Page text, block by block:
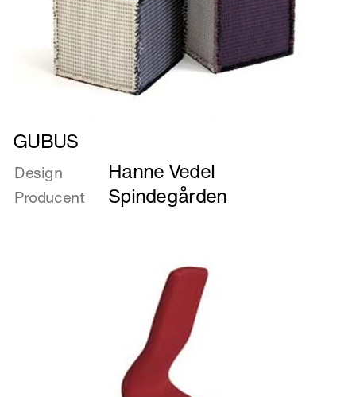
Læs
mere
om
GUBUS
GUBUS
Design Hanne Vedel
Producent Spindegården